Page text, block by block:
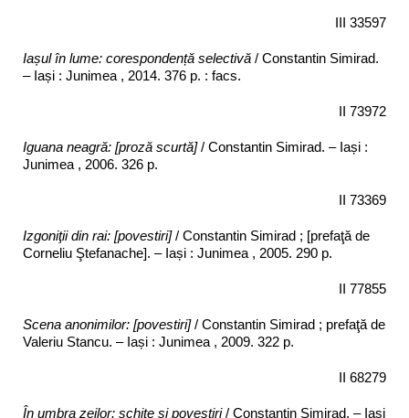
III 33597
Iașul în lume: corespondență selectivă / Constantin Simirad.
– Iași : Junimea , 2014. 376 p. : facs.
II 73972
Iguana neagră: [proză scurtă]/ Constantin Simirad. – Iași :
Junimea , 2006. 326 p.
II 73369
Izgoniţii din rai: [povestiri]/ Constantin Simirad ; [prefaţă de
Corneliu Ştefanache]. – Iași : Junimea , 2005. 290 p.
II 77855
Scena anonimilor: [povestiri]/ Constantin Simirad ; prefaţă de
Valeriu Stancu. – Iași : Junimea , 2009. 322 p.
II 68279
În umbra zeilor: schiţe şi povestiri/ Constantin Simirad. – Iași